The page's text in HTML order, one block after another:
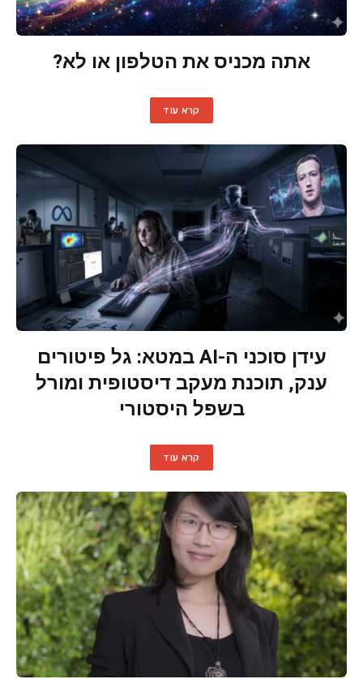
אתה מכניס את הטלפון או לא?
קרא עוד
עידן סוכני ה-AI במטא: גל פיטורים
ענק, תוכנת מעקב דיסטופית ומורל
בשפל היסטורי
קרא עוד